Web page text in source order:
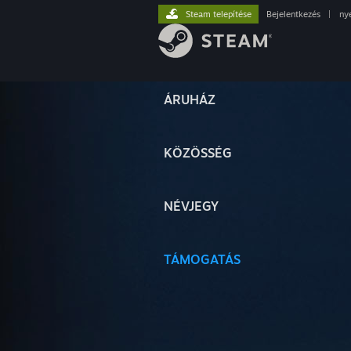
ÁRUHÁZ
KÖZÖSSÉG
NÉVJEGY
TÁMOGATÁS
Steam telepítése Bejelentkezés